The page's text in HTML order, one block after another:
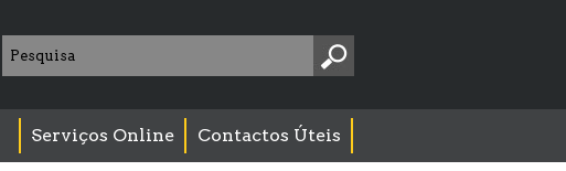
Pesquise
aqui:
Serviços Online Contactos Úteis